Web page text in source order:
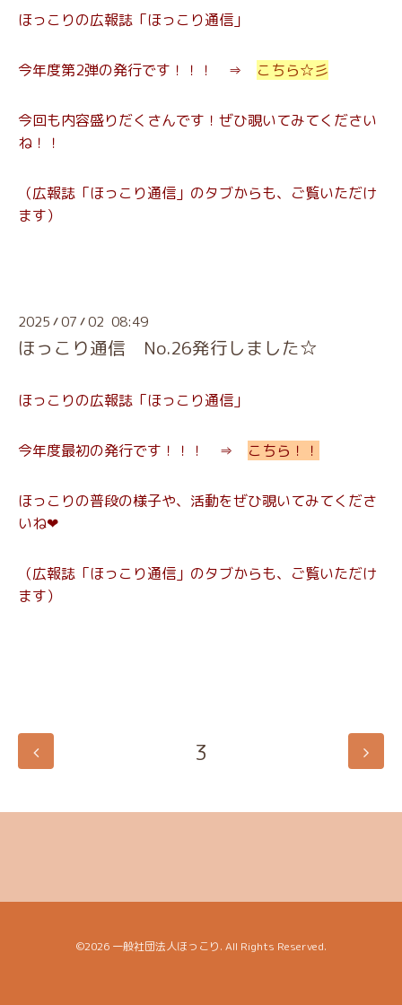
ほっこりの広報誌「ほっこり通信」
今年度第2弾の発行です！！！ ⇒ こちら☆彡
今回も内容盛りだくさんです！ぜひ覗いてみてください
ね！！
（広報誌「ほっこり通信」のタブからも、ご覧いただけ
ます）
2025 /07 /02 08:49
ほっこり通信 No.26発行しました☆
ほっこりの広報誌「ほっこり通信」
今年度最初の発行です！！！ ⇒ こちら！！
ほっこりの普段の様子や、活動をぜひ覗いてみてくださ
いね❤
（広報誌「ほっこり通信」のタブからも、ご覧いただけ
ます）
3
©2026 一般社団法人ほっこり. All Rights Reserved.